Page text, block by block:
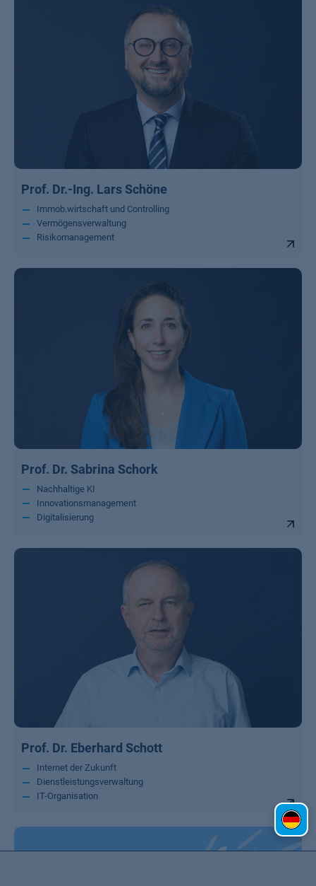
Prof. Dr.-Ing. Lars Schöne
Immob.wirtschaft und Controlling
Vermögensverwaltung
Risikomanagement
Prof. Dr. Sabrina Schork
Nachhaltige KI
Innovationsmanagement
Digitalisierung
Prof. Dr. Eberhard Schott
Internet der Zukunft
Dienstleistungsverwaltung
IT-Organisation